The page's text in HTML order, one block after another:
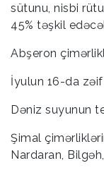
sütunu, nisbi
45% təşkil
Abşeron
İyulun 16-da
Dəniz suyunun
Şimal
Nardaran,